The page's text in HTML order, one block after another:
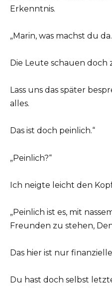
Erkenntnis.
„Marin, was machst du
Die Leute schauen doch
Lass uns das später
alles.
Das ist doch peinlich.“
„Peinlich?“
Ich neigte leicht den
„Peinlich ist es, mit
Freunden zu stehen,
Das hier ist nur
Du hast doch selbst